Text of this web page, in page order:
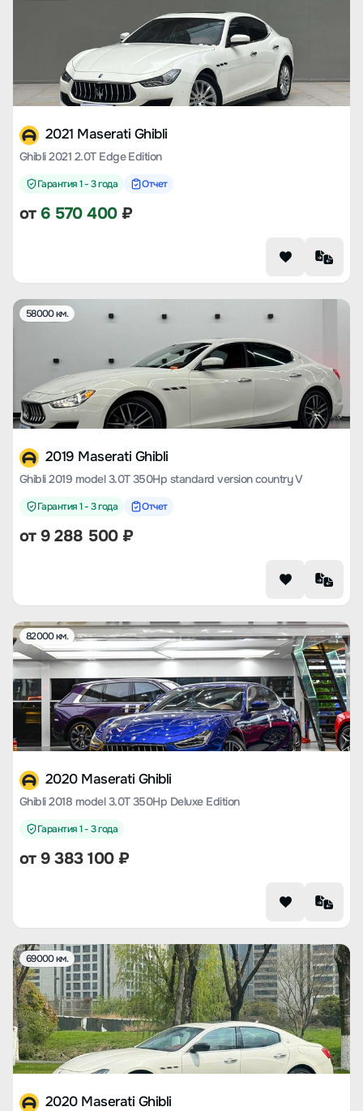
2021 Maserati Ghibli
Ghibli 2021 2.0T Edge Edition
Гарантия 1 - 3 года Отчет
от 6 570 400₽
58000 км.
2019 Maserati Ghibli
Ghibli 2019 model 3.0T 350Hp standard version country V
Гарантия 1 - 3 года Отчет
от9 288 500₽
82000 км.
2020 Maserati Ghibli
Ghibli 2018 model 3.0T 350Hp Deluxe Edition
Гарантия 1 - 3 года
от9 383 100₽
69000 км.
2020 Maserati Ghibli